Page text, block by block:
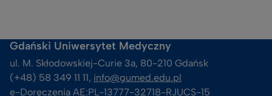
Gdański Uniwersytet Medyczny
ul. M. Skłodowskiej-Curie 3a, 80-210 Gdańsk
(+48) 58 349 11 11, info@gumed.edu.pl
e-Doręczenia AE:PL-13777-32718-RJUCS-15